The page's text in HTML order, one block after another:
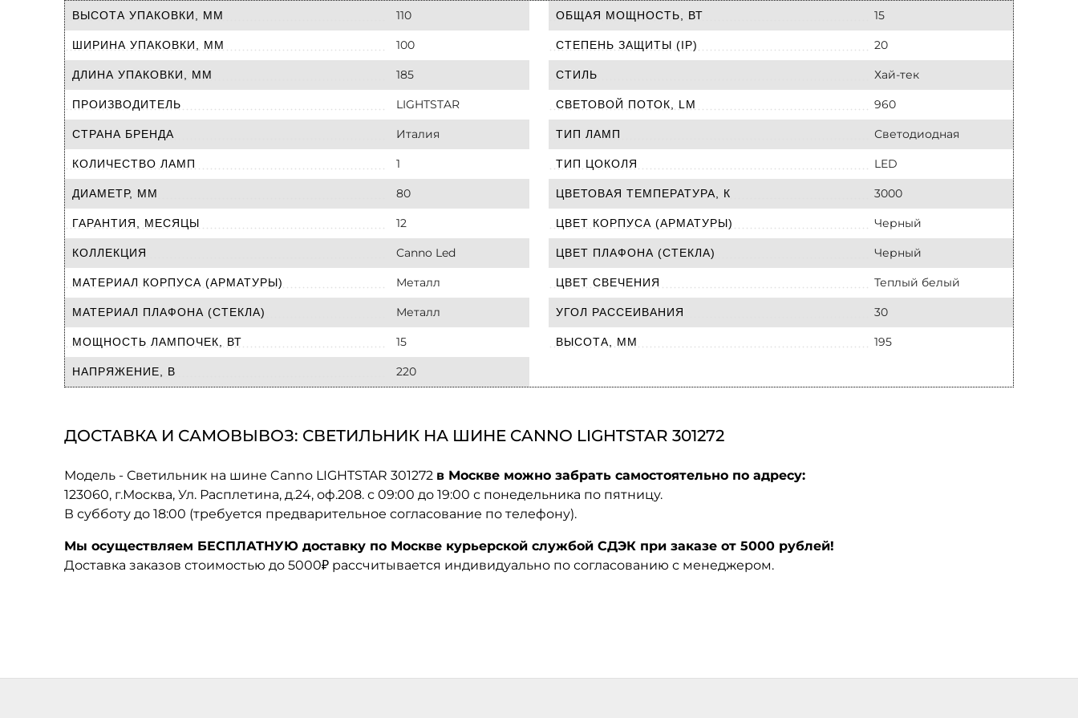
ВЫСОТА УПАКОВКИ, ММ 110
ШИРИНА УПАКОВКИ, ММ 100
ДЛИНА УПАКОВКИ, ММ 185
ПРОИЗВОДИТЕЛЬ LIGHTSTAR
СТРАНА БРЕНДА Италия
КОЛИЧЕСТВО ЛАМП 1
ДИАМЕТР, ММ 80
ГАРАНТИЯ, МЕСЯЦЫ 12
КОЛЛЕКЦИЯ Canno Led
МАТЕРИАЛ КОРПУСА (АРМАТУРЫ) Металл
МАТЕРИАЛ ПЛАФОНА (СТЕКЛА) Металл
МОЩНОСТЬ ЛАМПОЧЕК, ВТ 15
НАПРЯЖЕНИЕ, В 220
ОБЩАЯ МОЩНОСТЬ, ВТ 15
СТЕПЕНЬ ЗАЩИТЫ (IP) 20
СТИЛЬ Хай-тек
СВЕТОВОЙ ПОТОК, LM 960
ТИП ЛАМП Светодиодная
ТИП ЦОКОЛЯ LED
ЦВЕТОВАЯ ТЕМПЕРАТУРА, К 3000
ЦВЕТ КОРПУСА (АРМАТУРЫ) Черный
ЦВЕТ ПЛАФОНА (СТЕКЛА) Черный
ЦВЕТ СВЕЧЕНИЯ Теплый белый
УГОЛ РАССЕИВАНИЯ 30
ВЫСОТА, ММ 195
ДОСТАВКА И САМОВЫВОЗ: СВЕТИЛЬНИК НА ШИНЕ CANNO LIGHTSTAR 301272
Модель - Светильник на шине Canno LIGHTSTAR 301272 в Москве можно забрать самостоятельно по адресу:
123060, г.Москва, Ул. Расплетина, д.24, оф.208. с 09:00 до 19:00 с понедельника по пятницу.
В субботу до 18:00 (требуется предварительное согласование по телефону).
Мы осуществляем БЕСПЛАТНУЮ доставку по Москве курьерской службой СДЭК при заказе от 5000 рублей!
Доставка заказов стоимостью до 5000₽ рассчитывается индивидуально по согласованию с менеджером.